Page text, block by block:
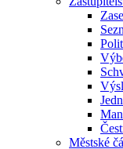
Městské